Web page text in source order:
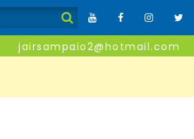
jairsampaio2@hotmail.com